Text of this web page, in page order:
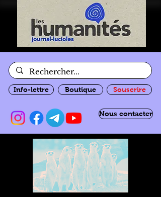
Info-lettre Boutique Souscrire
Nous contacter